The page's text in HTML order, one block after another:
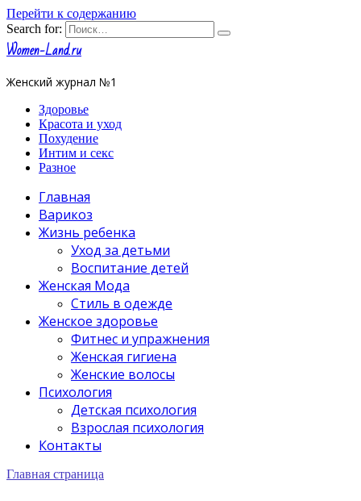
Перейти к содержанию
Search for:
Women-Land.ru
Женский журнал №1
Здоровье
Красота и уход
Похудение
Интим и секс
Разное
Главная
Варикоз
Жизнь ребенка
Уход за детьми
Воспитание детей
Женская Мода
Стиль в одежде
Женское здоровье
Фитнес и упражнения
Женская гигиена
Женские волосы
Психология
Детская психология
Взрослая психология
Контакты
Главная страница